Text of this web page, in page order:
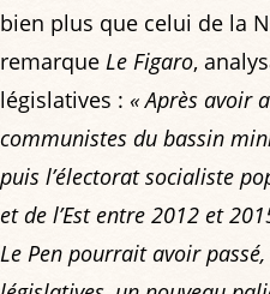
bien plus que celui de la
remarque Le Figaro,
législatives : « Après avoir
communistes du bassin
puis l’électorat socialiste
et de l’Est entre 2012 et
Le Pen pourrait avoir